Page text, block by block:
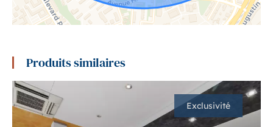
Produits similaires
Exclusivité